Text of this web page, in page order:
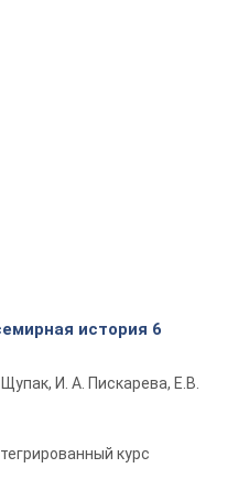
история 6
Щупак, И. А. Пискарева, Е.В.
курс